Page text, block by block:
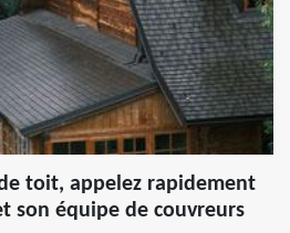
toit, appelez rapidement
son équipe de couvreurs